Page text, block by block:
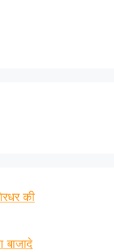
की
बाजादे